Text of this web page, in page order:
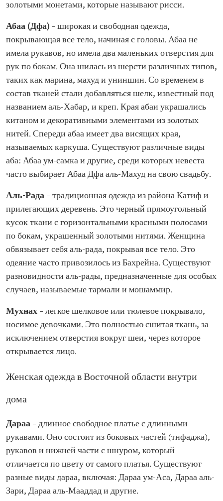
золотыми монетами, которые называют рисси.
Абаа (Дфа) – широкая и свободная одежда,
покрывающая все тело, начиная с головы. Абаа не
имела рукавов, но имела два маленьких отверстия для
рук по бокам. Она шилась из шерсти различных типов,
таких как марина, махуд и униншин. Со временем в
состав тканей стали добавляться шелк, известный под
названием аль-Хабар, и креп. Края абаи украшались
китаном и декоративными элементами из золотых
нитей. Спереди абаа имеет два висящих края,
называемых каркуша. Существуют различные виды
аба: Абаа ум-самка и другие, среди которых невеста
часто выбирает Абаа Дфа аль-Махуд на свою свадьбу.
Аль-Рада – традиционная одежда из района Катиф и
прилегающих деревень. Это черный прямоугольный
кусок ткани с горизонтальными красными полосами
по бокам, украшенный золотыми нитями. Женщина
обвязывает себя аль-рада, покрывая все тело. Это
одеяние часто привозилось из Бахрейна. Существуют
разновидности аль-рады, предназначенные для особых
случаев, называемые тармали и мошаммир.
Мухнах – легкое шелковое или тюлевое покрывало,
носимое девочками. Это полностью сшитая ткань, за
исключением отверстия вокруг шеи, через которое
открывается лицо.
Женская одежда в Восточной области внутри
дома
Дараа – длинное свободное платье с длинными
рукавами. Оно состоит из боковых частей (тнфаджа),
рукавов и нижней части с шнуром, который
отличается по цвету от самого платья. Существуют
разные виды дараа, включая: Дараа ум-Аса, Дараа аль-
Зари, Дараа аль-Мааддад и другие.